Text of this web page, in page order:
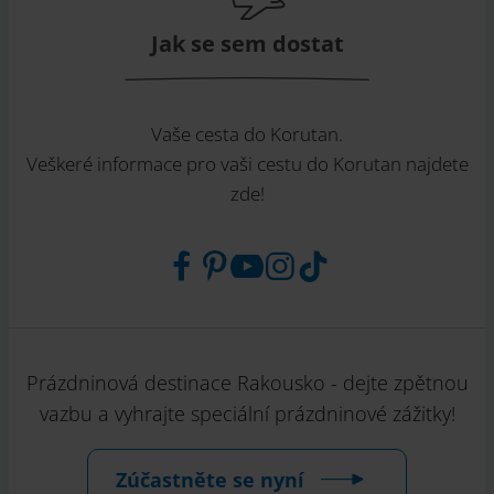
Jak se sem dostat
Vaše cesta do Korutan.
Veškeré informace pro vaši cestu do Korutan najdete
zde!
Prázdninová destinace Rakousko - dejte zpětnou
vazbu a vyhrajte speciální prázdninové zážitky!
Zúčastněte se nyní